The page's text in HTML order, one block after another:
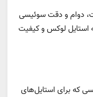
دوام و دقت سوئیسی
استایل لوکس و کیفیت
که برای استایل‌های